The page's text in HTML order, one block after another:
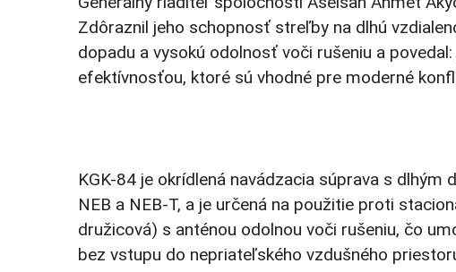
Zdôraznil jeho schopnosť streľby na dlhú
dopadu a vysokú odolnosť voči rušeniu a
efektívnosťou, ktoré sú vhodné pre moderné
KGK-84 je okrídlená navádzacia súprava s
NEB a NEB-T, a je určená na použitie proti
družicová) s anténou odolnou voči rušeniu, čo
bez vstupu do nepriateľského vzdušného